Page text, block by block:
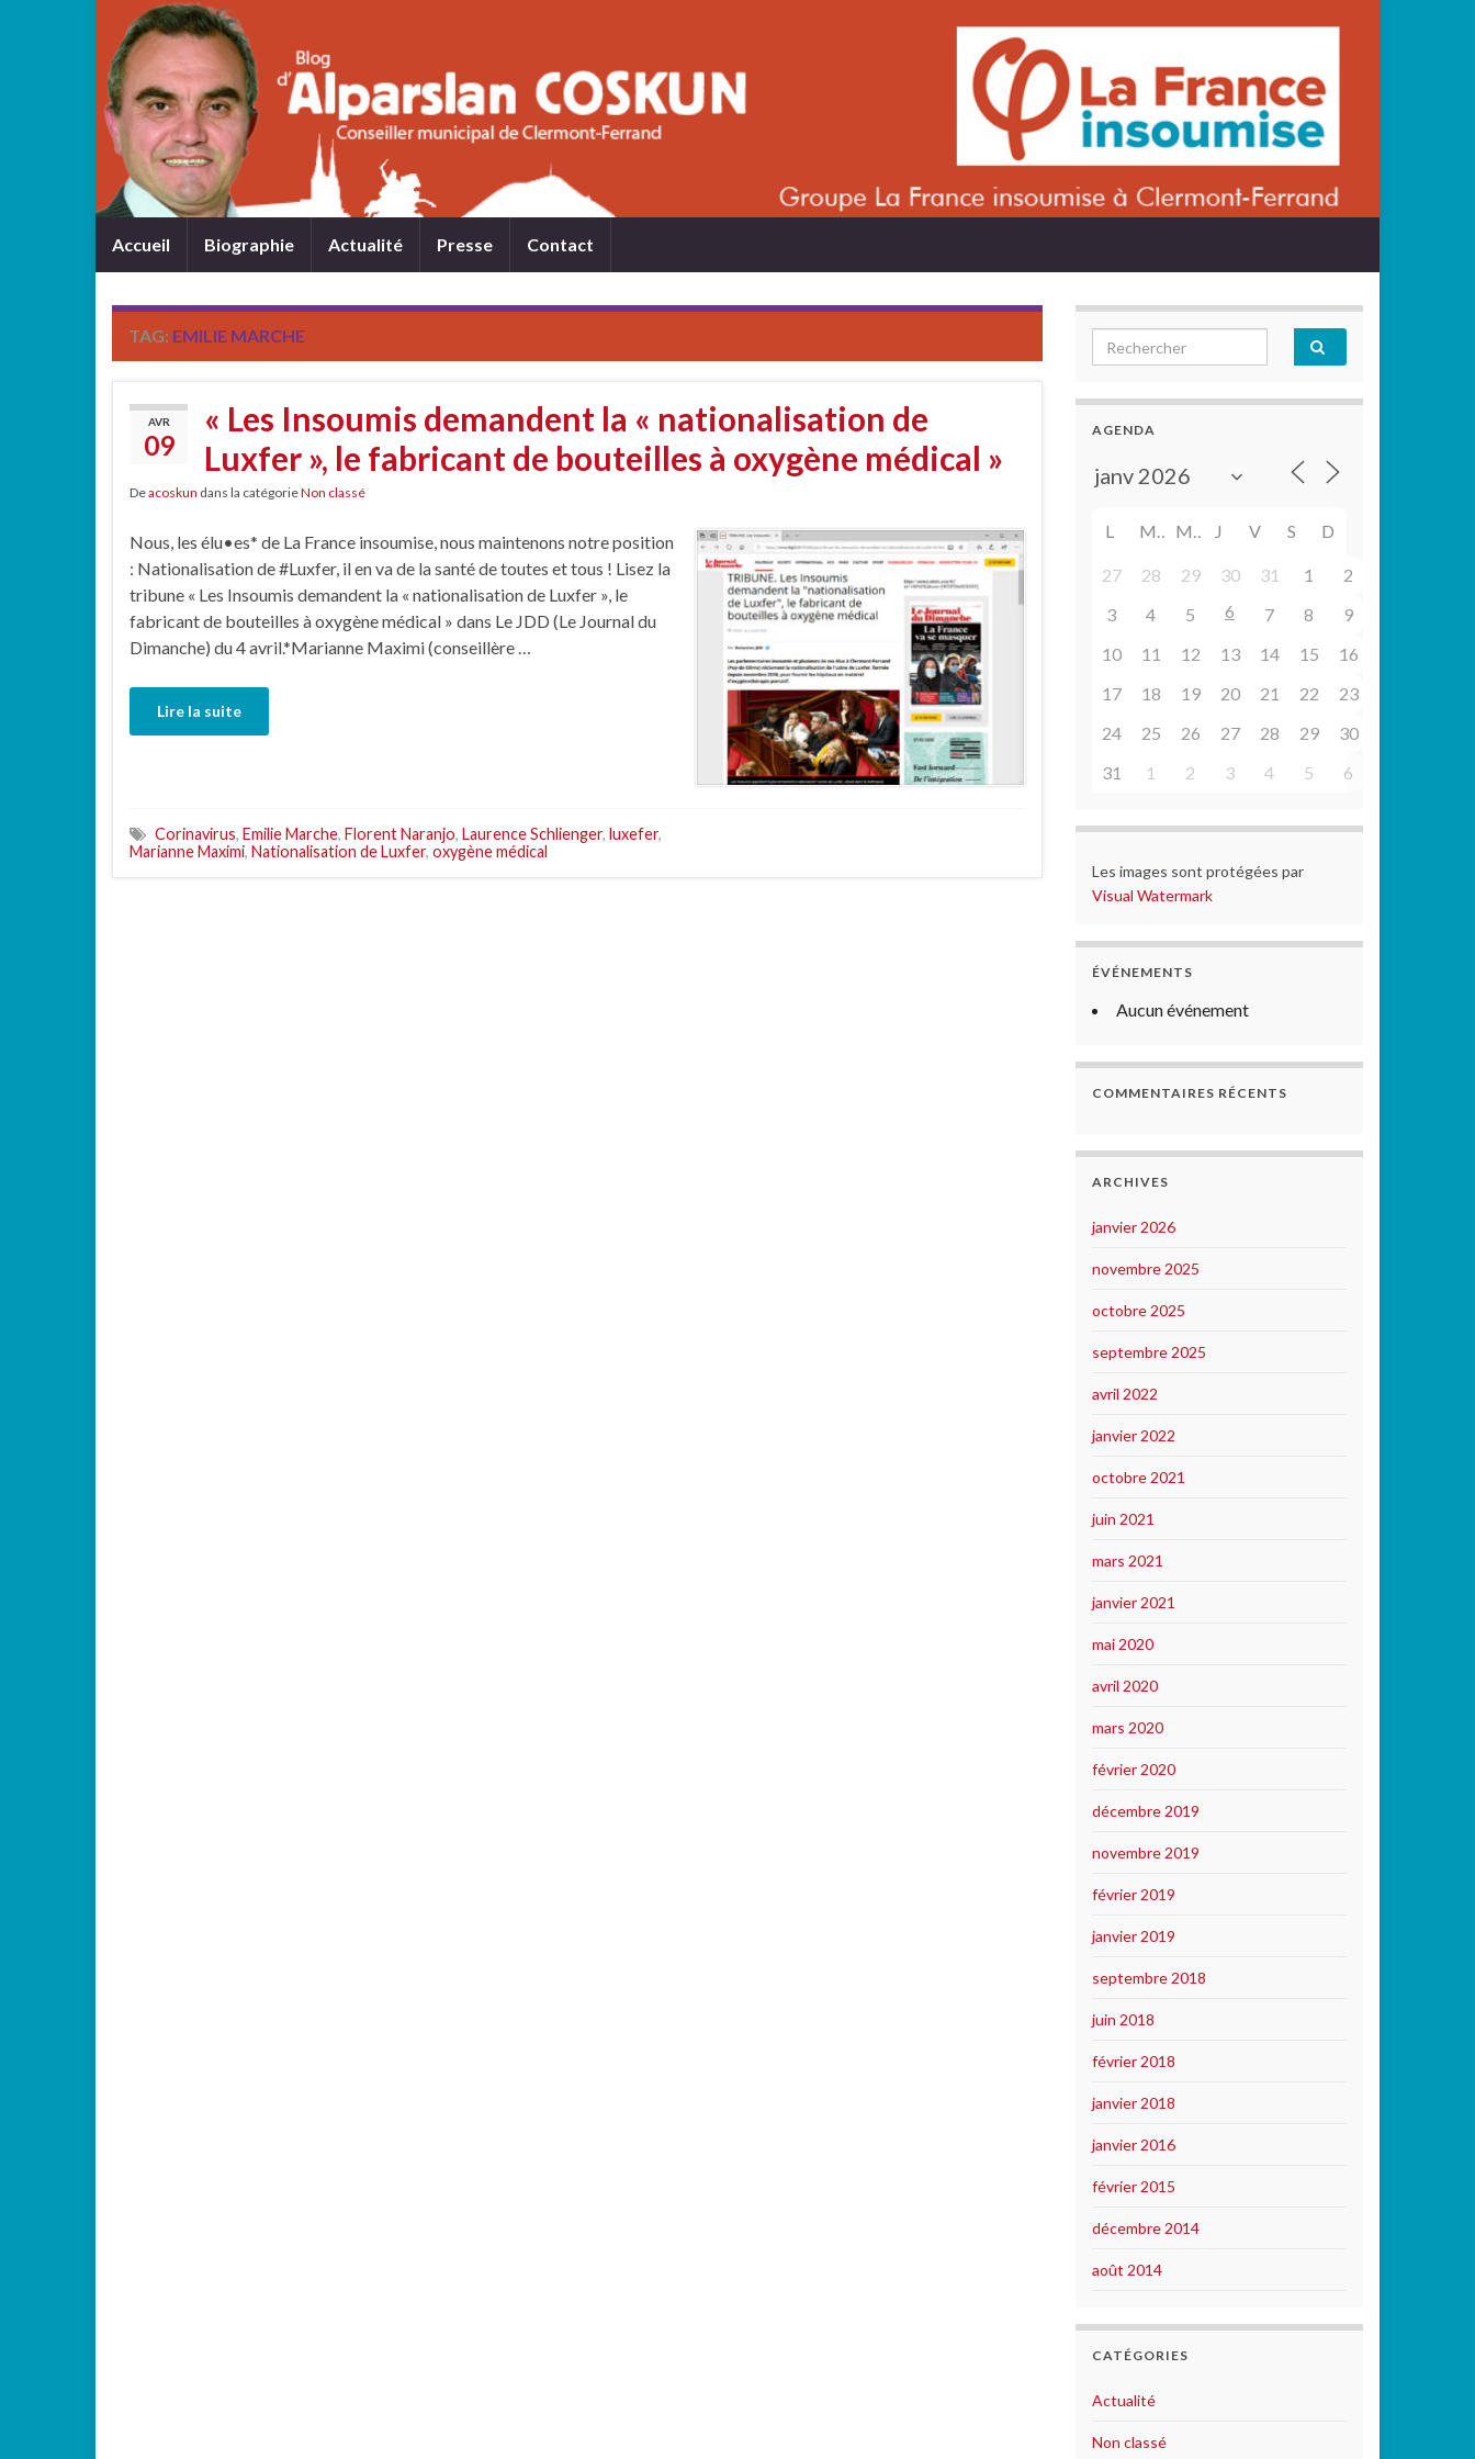
Accueil Biographie Actualité Presse Contact
TAG: EMILIE MARCHE
AVR
09
« Les Insoumis demandent la « nationalisation de
Luxfer », le fabricant de bouteilles à oxygène médical »
Deacoskun dans la catégorieNon classé
Nous, les élu•es* de La France insoumise, nous maintenons notre position
: Nationalisation de #Luxfer, il en va de la santé de toutes et tous ! Lisez la
tribune « Les Insoumis demandent la « nationalisation de Luxfer », le
fabricant de bouteilles à oxygène médical » dans Le JDD (Le Journal du
Dimanche) du 4 avril.*Marianne Maximi (conseillère …
Lire la suite
Corinavirus, Emilie Marche, Florent Naranjo, Laurence Schlienger, luxefer,
Marianne Maximi, Nationalisation de Luxfer, oxygène médical
Search for:
AGENDA
L M M J V S D
27 28 29 30 31 1
2
3
4 5 6 7 8
9
10
11 12 13 14 15
16
17
18 19 20 21 22
23
24
25 26 27 28 29
30
31
1 2 3 4 5 6
Les images sont protégées par
Visual Watermark
ÉVÉNEMENTS
Aucun événement
COMMENTAIRES RÉCENTS
ARCHIVES
janvier 2026
novembre 2025
octobre 2025
septembre 2025
avril 2022
janvier 2022
octobre 2021
juin 2021
mars 2021
janvier 2021
mai 2020
avril 2020
mars 2020
février 2020
décembre 2019
novembre 2019
février 2019
janvier 2019
septembre 2018
juin 2018
février 2018
janvier 2018
janvier 2016
février 2015
décembre 2014
août 2014
CATÉGORIES
Actualité
Non classé